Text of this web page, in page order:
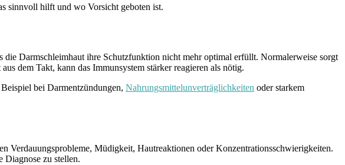
sinnvoll hilft und wo Vorsicht geboten ist.
Darmschleimhaut ihre Schutzfunktion nicht mehr optimal erfüllt. Normalerweise sorgt
dem Takt, kann das Immunsystem stärker reagieren als nötig.
bei Darmentzündungen, Nahrungsmittelunverträglichkeiten oder starkem
Verdauungsprobleme, Müdigkeit, Hautreaktionen oder Konzentrationsschwierigkeiten.
Diagnose zu stellen.